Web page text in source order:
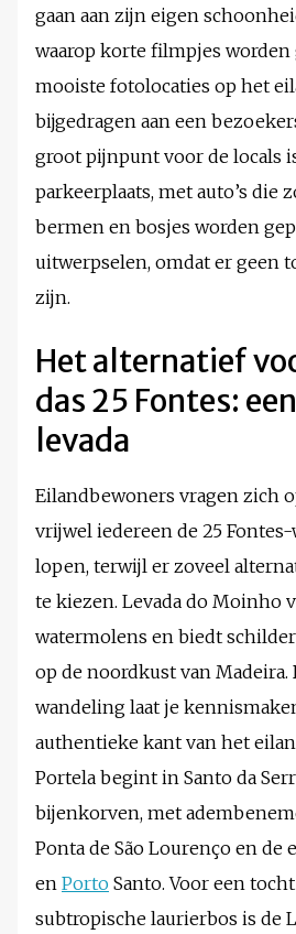
gaan aan zijn eigen
waarop korte filmpjes worden
mooiste fotolocaties op het
bijgedragen aan een
groot pijnpunt voor de locals
parkeerplaats, met auto’s die
bermen en bosjes worden
uitwerpselen, omdat er geen
zijn.
Het alternatief
das 25 Fontes:
levada
Eilandbewoners vragen zich
vrijwel iedereen de 25
lopen, terwijl er zoveel
te kiezen. Levada do Moinho
watermolens en biedt
op de noordkust van Madeira.
wandeling laat je
authentieke kant van het
Portela begint in Santo da
bijenkorven, met
Ponta de São Lourenço en de
en Porto Santo. Voor een
subtropische laurierbos is de